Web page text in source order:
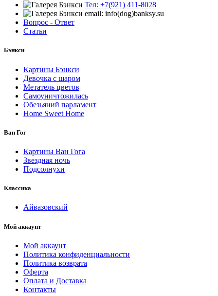
Тел: +7(921) 411-8028
email: info(dog)banksy.su
Вопрос - Ответ
Статьи
Бэнкси
Картины Бэнкси
Девочка с шаром
Метатель цветов
Самоуничтожилась
Обезьяний парламент
Home Sweet Home
Ван Гог
Картины Ван Гога
Звездная ночь
Подсолнухи
Классика
Айвазовский
Мой аккаунт
Мой аккаунт
Политика конфиденциальности
Политика возврата
Оферта
Оплата и Доставка
Контакты